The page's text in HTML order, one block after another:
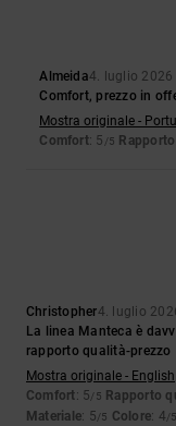
Almeida4. luglio 2026
Comfort, prezzo in
Mostra originale -
Comfort: 5 /5
Christopher4. luglio
La linea Manteca è
rapporto qualità-prezzo
Mostra originale - English
Comfort: 5/5 Rapporto
Materiale: 5/5 Colore: 4/5